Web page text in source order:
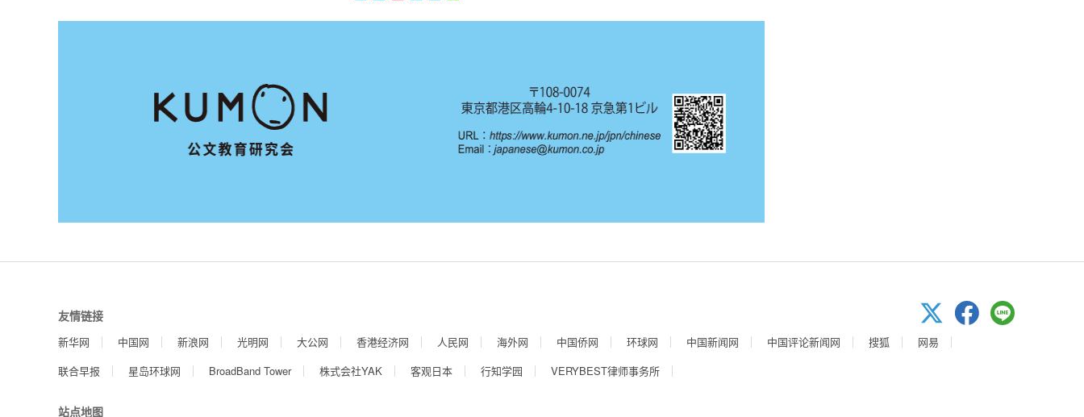
友情链接
新华网 中国网 新浪网 光明网 大公网 香港经济网 人民网 海外网 中国侨网 环球网 中国新闻网 中国评论新闻网 搜狐
网易
联合早报
星岛环球网 BroadBand Tower 株式会社YAK 客观日本 行知学园 VERYBEST律师事务所
站点地图